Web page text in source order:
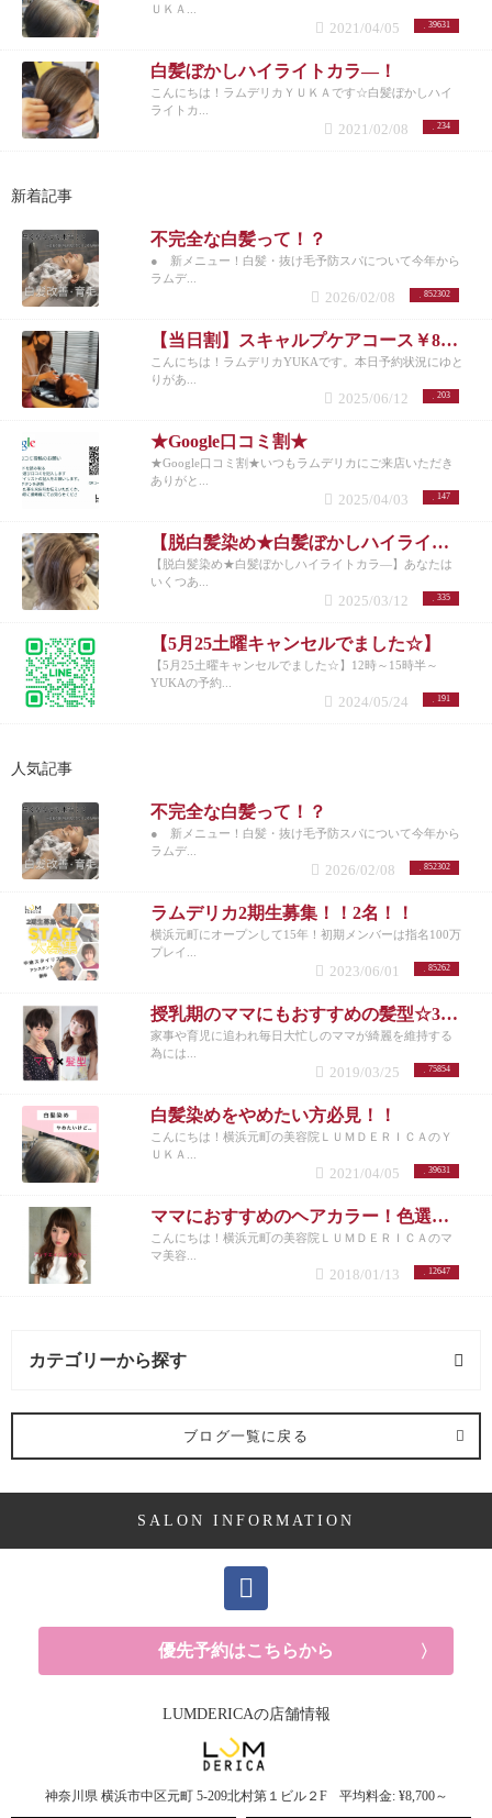
ＵＫＡ...
39631
2021/04/05
白髪ぼかしハイライトカラ―！
こんにちは！ラムデリカＹＵＫＡです☆白髪ぼかしハイ
ライトカ...
234
2021/02/08
新着記事
不完全な白髪って！？
● 新メニュー！白髪・抜け毛予防スパについて今年から
ラムデ...
852302
2026/02/08
【当日割】スキャルプケアコース￥8200
こんにちは！ラムデリカYUKAです。本日予約状況にゆと
りがあ...
203
2025/06/12
★Google口コミ割★
★Google口コミ割★いつもラムデリカにご来店いただき
ありがと...
147
2025/04/03
【脱白髪染め★白髪ぼかしハイライトカラ―】
【脱白髪染め★白髪ぼかしハイライトカラ―】あなたは
いくつあ...
335
2025/03/12
【5月25土曜キャンセルでました☆】
【5月25土曜キャンセルでました☆】12時～15時半～
YUKAの予約...
191
2024/05/24
人気記事
不完全な白髪って！？
● 新メニュー！白髪・抜け毛予防スパについて今年から
ラムデ...
852302
2026/02/08
ラムデリカ2期生募集！！2名！！
横浜元町にオープンして15年！初期メンバーは指名100万
プレイ...
85262
2023/06/01
授乳期のママにもおすすめの髪型☆30代女性を若く見せるスタイル特集☆
家事や育児に追われ毎日大忙しのママが綺麗を維持する
為には...
75854
2019/03/25
白髪染めをやめたい方必見！！
こんにちは！横浜元町の美容院ＬＵＭＤＥＲＩＣＡのＹ
ＵＫＡ...
39631
2021/04/05
ママにおすすめのヘアカラー！色選びのコツ＆きれいを保つ『潤ツヤアンチエイジングカラー』
こんにちは！横浜元町の美容院ＬＵＭＤＥＲＩＣＡのマ
マ美容...
12647
2018/01/13
カテゴリーから探す
求人 (2記事)
ママ向け (10記事)
メンズ (40記事)
30代におすすめメニュー (6記事)
ブログ一覧に戻る
SALON INFORMATION
優先予約はこちらから
LUMDERICAの店舗情報
神奈川県 横浜市中区元町 5-209北村第１ビル２F 平均料金: ¥8,700～